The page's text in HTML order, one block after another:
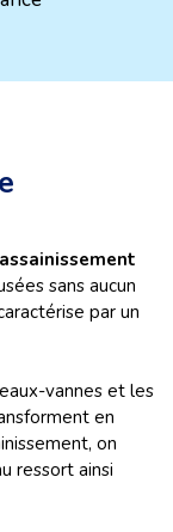
sans aucun
par un
vannes et les
en
on
ressort ainsi